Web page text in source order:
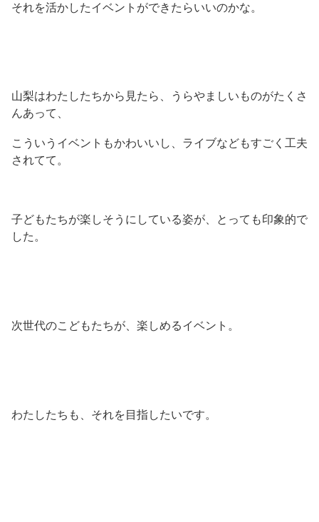
それを活かしたイベントができたらいいのかな。
山梨はわたしたちから見たら、うらやましいものがたくさ
んあって、
こういうイベントもかわいいし、ライブなどもすごく工夫
されてて。
子どもたちが楽しそうにしている姿が、とっても印象的で
した。
次世代のこどもたちが、楽しめるイベント。
わたしたちも、それを目指したいです。